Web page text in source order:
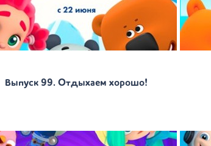
Выпуск 99. Отдыхаем хорошо!